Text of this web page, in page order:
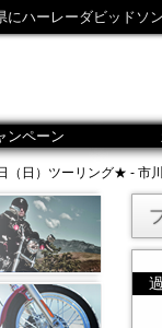
にハーレーダビッドソ
ンペーン
（日）ツーリング★ - 市